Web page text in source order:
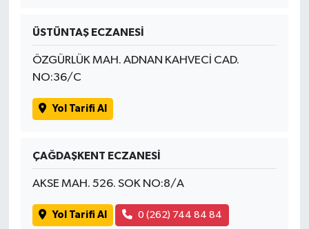
ÜSTÜNTAŞ ECZANESİ
ÖZGÜRLÜK MAH. ADNAN KAHVECİ CAD.
NO:36/C
Yol Tarifi Al
ÇAĞDAŞKENT ECZANESİ
AKSE MAH. 526. SOK NO:8/A
Yol Tarifi Al 0 (262) 744 84 84